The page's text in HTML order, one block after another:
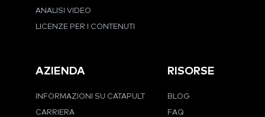
ANALISI VIDEO
LICENZE PER I CONTENUTI
AZIENDA
INFORMAZIONI SU CATAPULT
CARRIERA
RISORSE
BLOG
FAQ